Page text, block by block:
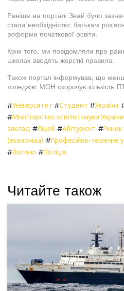
Раніше на порталі Знай було
стали необхідністю: батькам
реформи початкової освіти.
Крім того, ми повідомляли про
школах вводять жорсткі правила.
Також портал інформував, що
коледжів: МОН скорочує кількість
#Університет #Студент #Україна
#Міністерство освіти і науки України
заклад #Ліцей #Абітурієнт #Ринок
(економіка) #Професійно-технічне
#Логічно #Поліція
Читайте також